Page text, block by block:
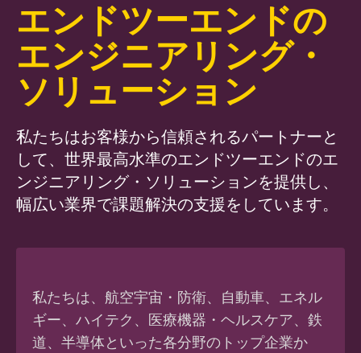
エンドツーエンドの
エンジニアリング・
ソリューション
私たちはお客様から信頼されるパートナーと
して、世界最高水準のエンドツーエンドのエ
ンジニアリング・ソリューションを提供し、
幅広い業界で課題解決の支援をしています。
私たちは、航空宇宙・防衛、自動車、エネル
ギー、ハイテク、医療機器・ヘルスケア、鉄
道、半導体といった各分野のトップ企業か